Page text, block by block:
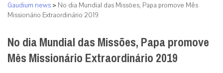
Gaudium news > No dia Mundial das Missões, Papa promove Mês
Missionário Extraordinário 2019
No dia Mundial das Missões, Papa promove
Mês Missionário Extraordinário 2019